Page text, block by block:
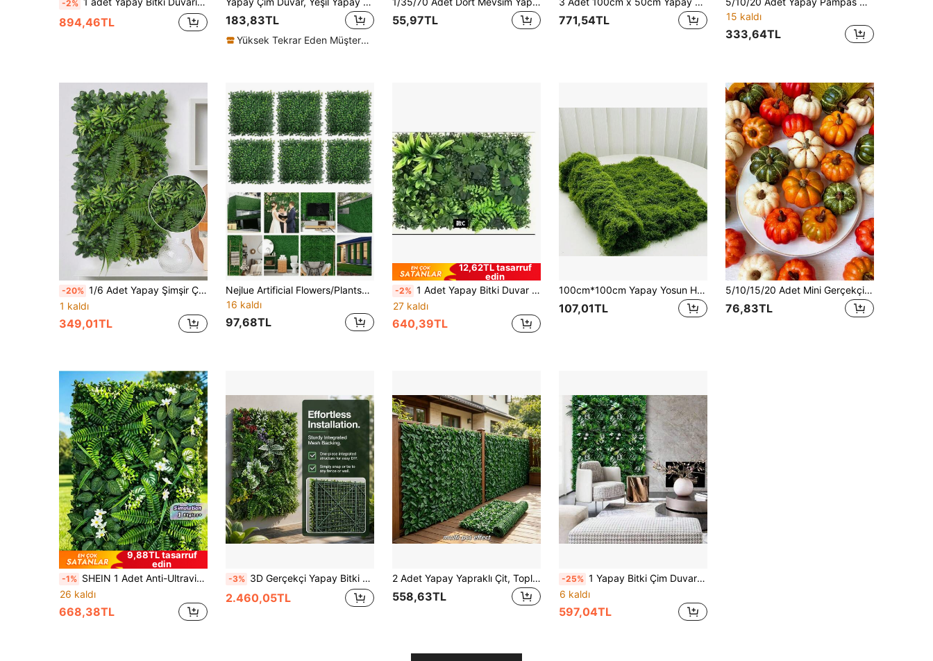
-2%
894,46TL 183,83TL
Yüksek Tekrar Eden Müşteriler
55,97TL 771,54TL
15 kaldı
333,64TL
-20% 1/6 Adet Yapay Şimşir Çit Duvar Paneli, Açelya Yaprakları, Yapay Çiçekler, Yapay Bitkiler, Defne Yaprağı, Şimşir, PE Malzeme, Bahçe Dekorasyonu, Okul Yurt Ofis Dekorasyonu, Düğün Sezonu Dekorasyonu, Dış Mekan Parti Etkinliği, Tatil ve Doğum Günü Partisi Dekorasyonu, Ev Girişi, Otel Restoran, Oturma Odası, Yatak Odası, Düğün Ziyafeti, Mutfak ve Bahçe Dekorasyonu, Tüm Mevsim Dekorasyonu
1 kaldı
349,01TL
Nejlue Artificial Flowers/Plants1111 Home & Living 4/10 Adet Plastik Yapay Şimşir Bitki Duvarı, UV Dirençli Gizlilik Perdesi, Yapay Çit Çim Matı Yeşil Duvar Paneli, Yapay Bitki Yaprakları Bahçe Çiti, Ev Dekorasyonu, Oda Dekorasyonu, Bahçe Dekorasyonu, Duvar Dekorasyonu, İç ve Dış Mekan Dekorasyonu, Yatak Odası Dekorasyonu, Düğün Dekorasyonu, Parti Dekorasyonu, Doğum Günü Dekorasyonu İçin Uygundur
16 kaldı
97,68TL
12,62TL tasarruf
edin
-2% 1 Adet Yapay Bitki Duvar Paneli | 40x60cm | Plastik Malzeme | Güç veya Pil Gerektirmez | DIY Ev ve Bahçe Dekoru | Dış Mekan Veranda, Çit, Düğün, Mezuniyet Töreni Dekorasyonu İçin Uygun | Kolay Kullanım, Yapay Bitkiler
27 kaldı
640,39TL
100cm*100cm Yapay Yosun Halı, Akvaryum Peyzajı Biyonik Çim, Simüle Yosun Mikro Peyzaj Düzenleme Çimi, Saksı Bitkisi Yolu Yosun Matı, Yosun Dekorasyonu, Simüle Yosun Kendin Yap Çim, Bahçe Dekorasyonu, Dış Mekan Dekorasyonu, Etkinlikler, Partiler, Tatiller, Düğün Dekorasyonu, Oda Dekorasyonu İçin Uygundur
107,01TL
5/10/15/20 Adet Mini Gerçekçi Balkabağı, Kadife Köpük Kumaş Balkabakları, DIY Dekor, Cadılar Bayramı Süsü, Şükran Günü Süsü, Ev Dekoru, Oda Dekoru, Masa Üstü Orta Süs, Parti Dekoru, Sonbahar Dekoru
76,83TL
9,88TL tasarruf
edin
-1% SHEIN 1 Adet Anti-Ultraviyole Yapay Bitki Duvar Dekoru, İç ve Dış Mekan İçin Evrensel Simülasyon Yeşil Bitki Arka Plan Duvarı, Çok Fonksiyonlu Oda Dekorasyonu Yapay Yeşil Bitki Duvarı-3D Simülasyon Bitki Duvar Paneli-Pilsiz, Kolay Kurulum-Plastik Malzeme-Ev, Mutfak, Düğün, Nişan, Noel Dekorasyonu İçin Mükemmel Hediye-Ev Hediyesi ve Bayram Bohem Dekorasyonu
26 kaldı
668,38TL
-3% 3D Gerçekçi Yapay Bitki Duvar Arka Plan Paneli, Yüksek Yoğunluklu Çok Çeşitli Karışık Yaprak ve Çiçekler, Yüksek Sadakat, PE Malzeme, Su Geçirmez, Neme Dayanıklı, Formaldehit İçermez, Küf Dirençli, Renk Atmaz, Sulama Gerektirmez, Sıfır Bakım, Her Mevsim Yeşil, Serbest Ekleme ve Kesme İçin Izgara Destekli, Hafif, Kolay Kurulum, Duvar, Ses Emici, Gürültü Azaltıcı, Ortamı Yumuşatır, Suyla Kolay Temizlenir, Çok Katmanlı Monstera, Eğrelti Otları, Renkli Yapraklar ve Dekoratif Çiçekler, Atmosferik, İç Mekan Duvarları, Bölmeler, Kapı Girişleri, Sütunlar İçin Uygun, Yapay Yeşil Çim Duvar
2.460,05TL
2 Adet Yapay Yapraklı Çit, Toplam Uzunluk 80 İnç, Hava Koşullarına Dayanıklı PE Plastik Yeşil Çit, UV Korumalı Gizlilik Paneli, Bahçe, Veranda, Balkon, Duvar, Bahçe, Parti, Dış Mekan Duvar Dekorasyonu İçin Uygun, Dış Mekan Peyzajını Güzelleştirir
558,63TL
-25% 1 Yapay Bitki Çim Duvar Paneli Yeşil Bitki Çit Sahte Çim Yosunu Dış Mekan İç Mekan Bahçe Avlu Mağaza Arka Plan Dekorasyonu - Ev Bahçe Parti Düğün Dekorasyonu İçin Asılı Çim Arka Planı
6 kaldı
597,04TL